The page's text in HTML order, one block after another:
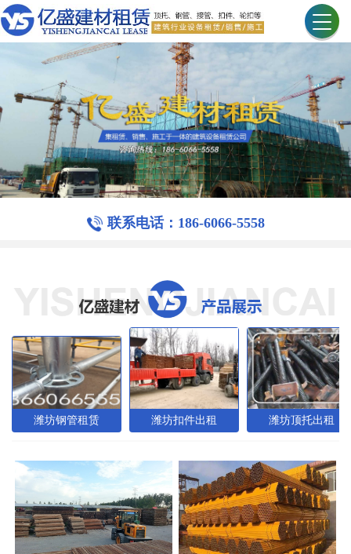
联系电话：186-6066-5558
潍坊钢管租赁 潍坊扣件出租 潍坊顶托出租